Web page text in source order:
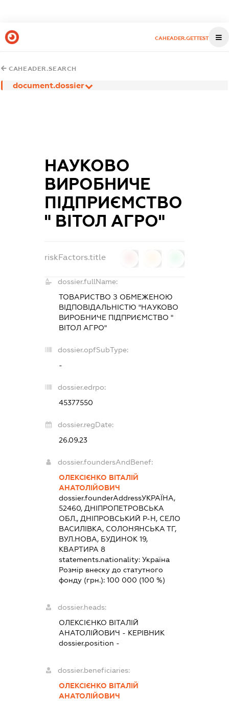
CAHEADER.GETTEST
CAHEADER.SEARCH
document.dossier
НАУКОВО
ВИРОБНИЧЕ
ПІДПРИЄМСТВО
" ВІТОЛ АГРО"
riskFactors.title
dossier.fullName:
ТОВАРИСТВО З ОБМЕЖЕНОЮ
ВІДПОВІДАЛЬНІСТЮ "НАУКОВО
ВИРОБНИЧЕ ПІДПРИЄМСТВО "
ВІТОЛ АГРО"
dossier.opfSubType:
-
dossier.edrpo:
45377550
dossier.regDate:
26.09.23
dossier.foundersAndBenef:
ОЛЕКСІЄНКО ВІТАЛІЙ
АНАТОЛІЙОВИЧ
dossier.founderAddressУКРАЇНА,
52460, ДНІПРОПЕТРОВСЬКА
ОБЛ., ДНІПРОВСЬКИЙ Р-Н, СЕЛО
ВАСИЛІВКА, СОЛОНЯНСЬКА ТГ,
ВУЛ.НОВА, БУДИНОК 19,
КВАРТИРА 8
statements.nationality:Україна
Розмір внеску до статутного
фонду (грн.):100 000 (100 %)
dossier.heads:
ОЛЕКСІЄНКО ВІТАЛІЙ
АНАТОЛІЙОВИЧ - КЕРІВНИК
dossier.position -
dossier.beneficiaries:
ОЛЕКСІЄНКО ВІТАЛІЙ
АНАТОЛІЙОВИЧ